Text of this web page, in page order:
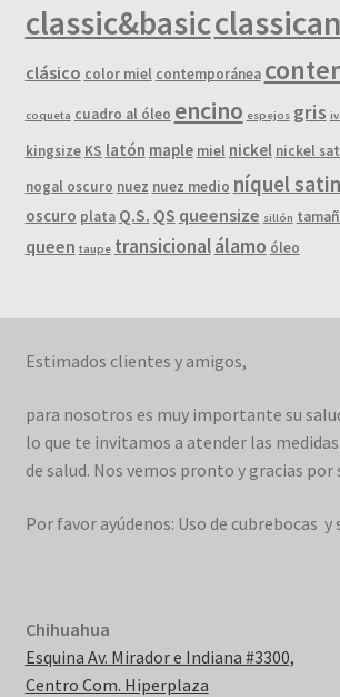
classic&basic
clásico color miel contemporánea
coqueta cuadro al óleo encino espejos gris
kingsize KS latón maple miel nickel nickel
nogal oscuro nuez nuez medio níquel
oscuro plata Q.S. QS queensize sillón
queen taupe transicionalálamo óleo
Estimados clientes y amigos,
para nosotros es muy importante su
lo que te invitamos a atender las
de salud. Nos vemos pronto y gracias por
Por favor ayúdenos: Uso de cubrebocas y
Chihuahua
Esquina Av. Mirador e Indiana #3300,
Centro Com. Hiperplaza